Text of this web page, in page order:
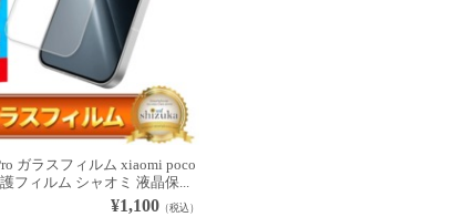
ガラスフィルム xiaomi poco
フィルム シャオミ 液晶保...
¥1,100 （税込）